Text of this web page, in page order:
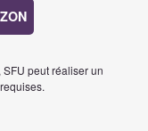
peut réaliser un